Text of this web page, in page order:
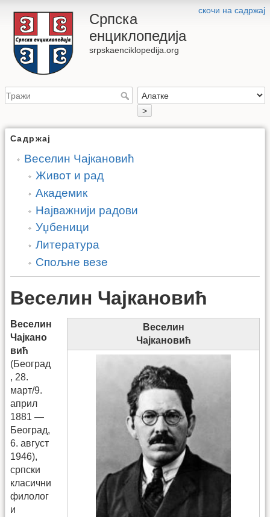
скочи на садржај
Српска
енциклопедија
srpskaenciklopedija.org
>
Садржај
Веселин Чајкановић
Живот и рад
Академик
Најважнији радови
Уџбеници
Литература
Спољне везе
Веселин Чајкановић
Веселин
Чајкановић
Веселин
Чајкано
вић
(Београд
, 28.
март/9.
април
1881 —
Београд,
6. август
1946),
српски
класични
филолог
и